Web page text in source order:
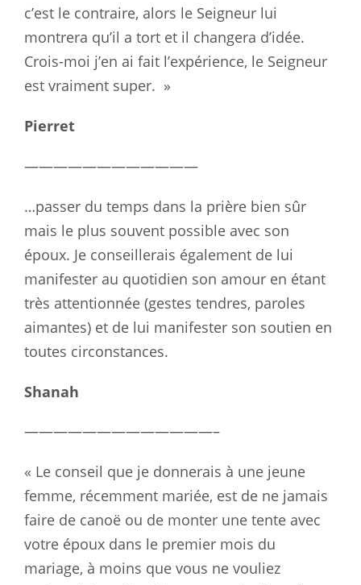
c’est le contraire, alors le Seigneur lui
montrera qu’il a tort et il changera d’idée.
Crois-moi j’en ai fait l’expérience, le Seigneur
est vraiment super. »
Pierret
————————————
…passer du temps dans la prière bien sûr
mais le plus souvent possible avec son
époux. Je conseillerais également de lui
manifester au quotidien son amour en étant
très attentionnée (gestes tendres, paroles
aimantes) et de lui manifester son soutien en
toutes circonstances.
Shanah
—————————————–
« Le conseil que je donnerais à une jeune
femme, récemment mariée, est de ne jamais
faire de canoë ou de monter une tente avec
votre époux dans le premier mois du
mariage, à moins que vous ne vouliez